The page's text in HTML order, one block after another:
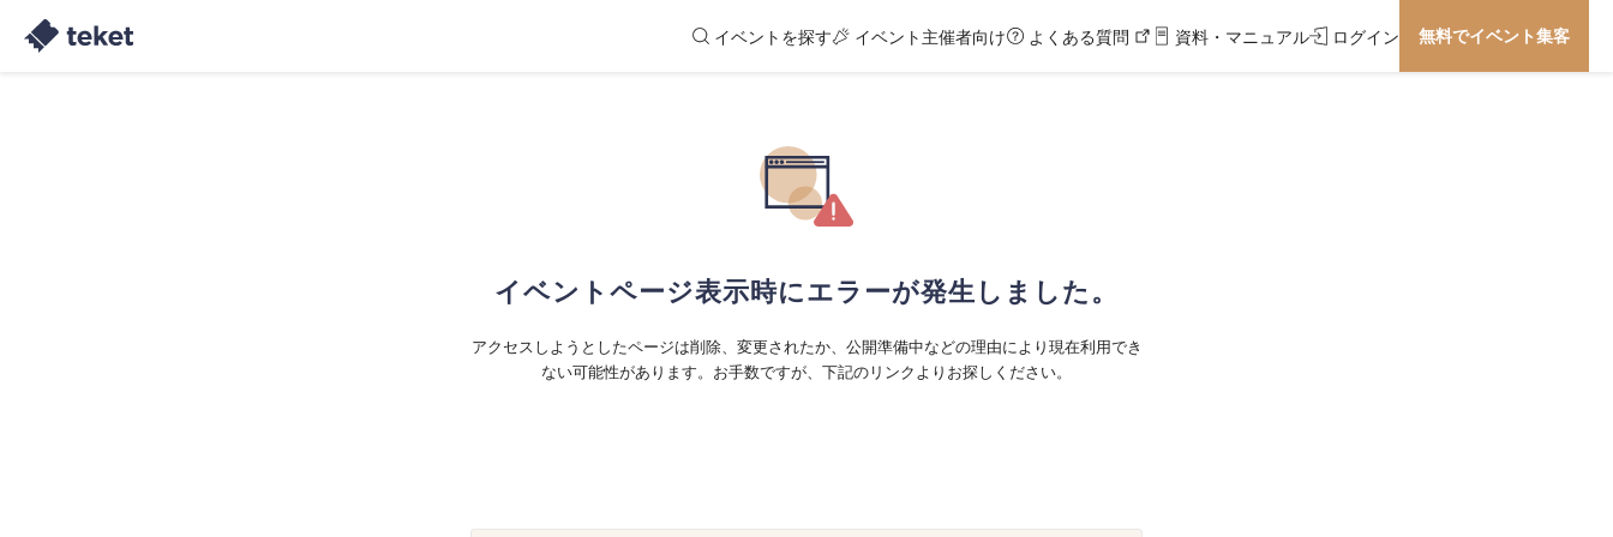
イベントを探す イベント主催者向け よくある質問 資料・マニュアル ログイン 無料でイベント集客
イベントページ表示時にエラーが発生しました。
アクセスしようとしたページは削除、変更されたか、公開準備中などの理由により現在利用でき
ない可能性があります。お手数ですが、下記のリンクよりお探しください。